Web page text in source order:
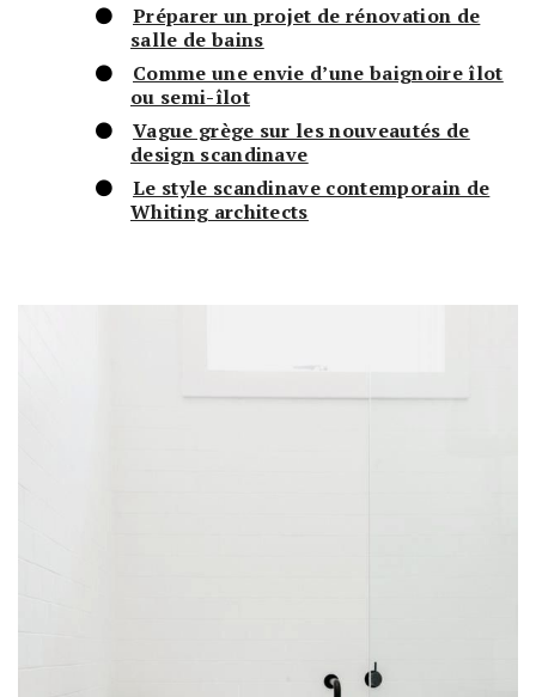
Préparer un projet de rénovation de
salle de bains
Comme une envie d’une baignoire îlot
ou semi-îlot
Vague grège sur les nouveautés de
design scandinave
Le style scandinave contemporain de
Whiting architects